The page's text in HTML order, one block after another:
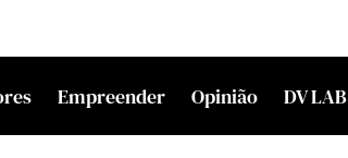
Empreender Opinião DV LAB